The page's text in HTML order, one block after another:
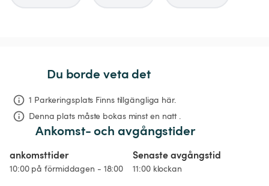
Du borde veta det
1 Parkeringsplats Finns tillgängliga här.
Denna plats måste bokas minst en natt .
Ankomst- och avgångstider
ankomsttider
10:00 på förmiddagen - 18:00
Senaste avgångstid
11:00 klockan